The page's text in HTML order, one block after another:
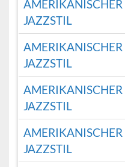
AMERIKANISCHER
JAZZSTIL
AMERIKANISCHER
JAZZSTIL
AMERIKANISCHER
JAZZSTIL
AMERIKANISCHER
JAZZSTIL